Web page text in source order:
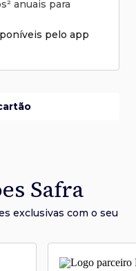
anuais para
pelo app
Safra
exclusivas com o seu